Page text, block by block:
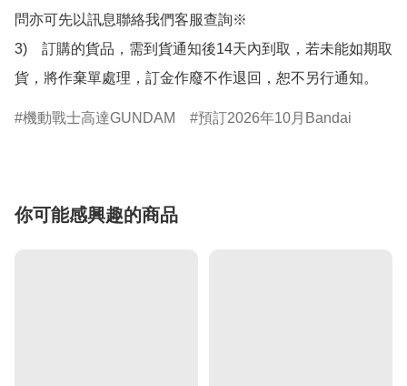
問亦可先以訊息聯絡我們客服查詢※
3)　訂購的貨品，需到貨通知後14天內到取，若未能如期取
貨，將作棄單處理，訂金作廢不作退回，恕不另行通知。
機動戰士高達GUNDAM 預訂2026年10月Bandai
你可能感興趣的商品